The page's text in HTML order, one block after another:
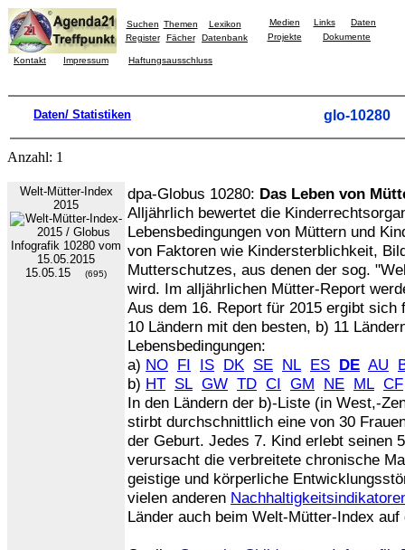
Suchen Themen
Lexikon
Register
Fächer Datenbank
Medien Links
Daten
Projekte
Dokumente
Kontakt Impressum Haftungsausschluss
Daten/ Statistiken glo-10280
Anzahl: 1
Welt-Mütter-Index
2015
15.05.15 (695)
dpa-Globus 10280: Das Leben von
Alljährlich bewertet die
Lebensbedingungen von Müttern und
von Faktoren wie Kindersterblichkeit,
Mutterschutzes, aus denen der sog.
wird. Im alljährlichen Mütter-Report
Aus dem 16. Report für 2015 ergibt sich
10 Ländern mit den besten, b) 11
Lebensbedingungen:
a) NO FI IS DK SE NL ES DE AU
b) HT SL GW TD CI GM NE ML CF
In den Ländern der b)-Liste (in West,-
stirbt durchschnittlich eine von 30
der Geburt. Jedes 7. Kind erlebt seinen
verursacht die verbreitete chronische
geistige und körperliche
vielen anderen
Länder auch beim Welt-Mütter-Index